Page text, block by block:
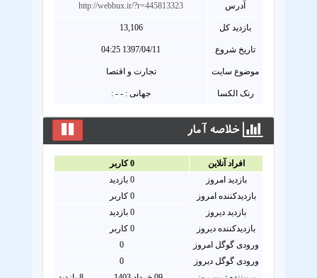
آدرس http://webbux.ir/?r=445813323
بازدید کل 13,106
تاریخ شروع 1397/04/11 04:25
موضوع سایت تجارت و اقتصا
رنک الکسا جهانی : - - :
خلاصه آمار
افراد آنلاين 0کاربر
بازدید امروز
0بازدید
بازدیدکننده امروز
0 کاربر
بازدید دیروز
0 بازدید
بازدیدکننده دیروز
0 کاربر
ورودی گوگل امروز
0
ورودی گوگل دیروز
0